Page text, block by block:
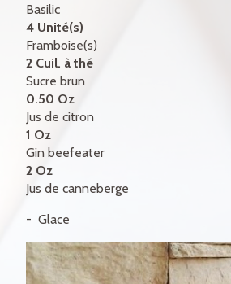
ENGLISH
Basilic
4 Unité(s)
Framboise(s)
2 Cuil. à thé
Sucre brun
0.50 Oz
Jus de citron
1 Oz
Gin beefeater
2 Oz
Jus de canneberge
Glace